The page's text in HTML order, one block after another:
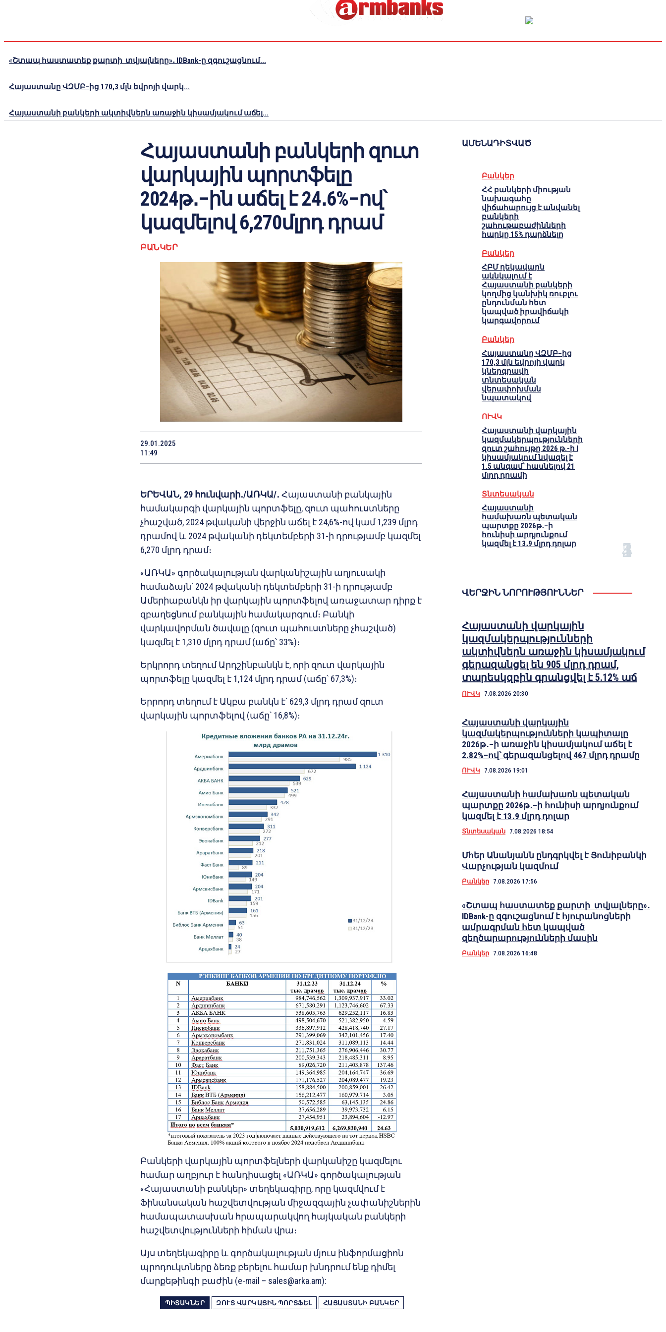
«Շտապ հաստատեք քարտի տվյալները»․ IDBank-ը զգուշացնում...
Հայաստանը ՎԶՄԲ–ից 170,3 մլն եվրոյի վարկ...
Հայաստանի բանկերի ակտիվներն առաջին կիսամյակում աճել...
Հայաստանի բանկերի զուտ
վարկային պորտֆելը
2024թ․–ին աճել է 24․6%–ով՝
կազմելով 6,270մլրդ դրամ
ԲԱՆԿԵՐ
29.01.2025
11:49
ԵՐԵՎԱՆ, 29 հունվարի․/ԱՌԿԱ/․ Հայաստանի բանկային
համակարգի վարկային պորտֆելը, զուտ պահուստները
չհաշված, 2024 թվականի վերջին աճել է 24,6%-ով կամ 1,239 մլրդ
դրամով և 2024 թվականի դեկտեմբերի 31-ի դրությամբ կազմել
6,270 մլրդ դրամ։
«ԱՌԿԱ» գործակալության վարկանիշային աղյուսակի
համաձայն՝ 2024 թվականի դեկտեմբերի 31-ի դրությամբ
Ամերիաբանկն իր վարկային պորտֆելով առաջատար դիրք է
զբաղեցնում բանկային համակարգում։ Բանկի
վարկավորման ծավալը (զուտ պահուստները չհաշված)
կազմել է 1,310 մլրդ դրամ (աճը՝ 33%)։
Երկրորդ տեղում Արդշինբանկն է, որի զուտ վարկային
պորտֆելը կազմել է 1,124 մլրդ դրամ (աճը՝ 67,3%)։
Երրորդ տեղում է Ակբա բանկն է՝ 629,3 մլրդ դրամ զուտ
վարկային պորտֆելով (աճը՝ 16,8%)։
Բանկերի վարկային պորտֆելների վարկանիշը կազմելու
համար աղբյուր է հանդիսացել «ԱՌԿԱ» գործակալության
«Հայաստանի բանկեր» տեղեկագիրը, որը կազմվում է
Ֆինանսական հաշվետվության միջազգային չափանիշներին
համապատասխան հրապարակվող հայկական բանկերի
հաշվետվությունների հիման վրա։
Այս տեղեկագիրը և գործակալության մյուս ինֆորմացիոն
պրոդուկտները ձեռք բերելու համար խնդրում ենք դիմել
մարքեթինգի բաժին (e-mail – sales@arka.am):
ՊԻՏԱԿՆԵՐ ԶՈՒՏ ՎԱՐԿԱՅԻՆ ՊՈՐՏՖԵԼ ՀԱՅԱՍՏԱՆԻ ԲԱՆԿԵՐ
ԱՄԵՆԱԴԻՏՎԱԾ
Բանկեր
ՀՀ բանկերի միության
նախագահը
վիճահարույց է անվանել
բանկերի
շահութաբաժինների
հարկը 15% դարձնելը
Բանկեր
ՀԲՄ ղեկավարն
ակնկալում է
Հայաստանի բանկերի
կողմից կանխիկ ռուբլու
ընդունման հետ
կապված իրավիճակի
կարգավորում
Բանկեր
Հայաստանը ՎԶՄԲ–ից
170,3 մլն եվրոյի վարկ
կներգրավի
տնտեսական
վերափոխման
նպատակով
ՈՒՎԿ
Հայաստանի վարկային
կազմակերպությունների
զուտ շահույթը 2026 թ.-ի I
կիսամյակում նվազել է
1.5 անգամ՝ հասնելով 21
մլրդ դրամի
Տնտեսական
Հայաստանի
համախառն պետական
պարտքը 2026թ․–ի
հունիսի արդյունքում
կազմել է 13․9 մլրդ դոլար
ՎԵՐՋԻՆ ՆՈՐՈՒԹՅՈՒՆՆԵՐ
Հայաստանի վարկային
կազմակերպությունների
ակտիվներն առաջին կիսամյակում
գերազանցել են 905 մլրդ դրամ,
տարեսկզբին գրանցվել է 5.12% աճ
ՈՒՎԿ 7.08.2026 20:30
Հայաստանի վարկային
կազմակերպությունների կապիտալը
2026թ․–ի առաջին կիսամյակում աճել է
2.82%–ով՝ գերազանցելով 467 մլրդ դրամը
ՈՒՎԿ 7.08.2026 19:01
Հայաստանի համախառն պետական
պարտքը 2026թ․–ի հունիսի արդյունքում
կազմել է 13․9 մլրդ դոլար
Տնտեսական 7.08.2026 18:54
Մհեր Անանյանն ընդգրկվել է Յունիբանկի
Վարչության կազմում
Բանկեր 7.08.2026 17:56
«Շտապ հաստատեք քարտի տվյալները»․
IDBank-ը զգուշացնում է հյուրանոցների
ամրագրման հետ կապված
զեղծարարությունների մասին
Բանկեր 7.08.2026 16:48